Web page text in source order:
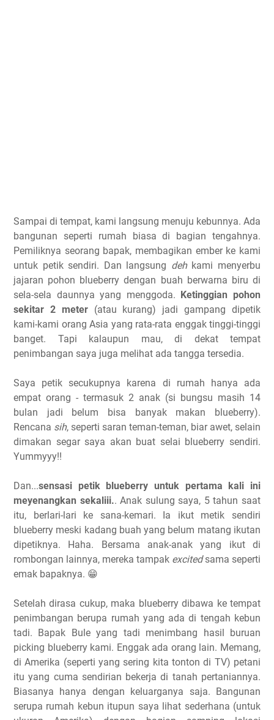
Sampai di tempat, kami langsung menuju kebunnya. Ada
bangunan seperti rumah biasa di bagian tengahnya.
Pemiliknya seorang bapak, membagikan ember ke kami
untuk petik sendiri. Dan langsung deh kami menyerbu
jajaran pohon blueberry dengan buah berwarna biru di
sela-sela daunnya yang menggoda.
Ketinggian pohon
sekitar 2 meter (atau kurang) jadi gampang dipetik
kami-kami orang Asia yang rata-rata enggak tinggi-tinggi
banget. Tapi kalaupun mau, di dekat tempat
penimbangan saya juga melihat ada tangga tersedia.
Saya petik secukupnya karena di rumah hanya ada
empat orang - termasuk 2 anak (si bungsu masih 14
bulan jadi belum bisa banyak makan blueberry).
Rencana sih, seperti saran teman-teman, biar awet, selain
dimakan segar saya akan buat selai blueberry sendiri.
Yummyyy!!
Dan...sensasi petik blueberry untuk pertama kali ini
meyenangkan sekaliii.. Anak sulung saya, 5 tahun saat
itu, berlari-lari ke sana-kemari. Ia ikut metik sendiri
blueberry meski kadang buah yang belum matang ikutan
dipetiknya. Haha. Bersama anak-anak yang ikut di
rombongan lainnya, mereka tampak excitedsama seperti
emak bapaknya. 😁
Setelah dirasa cukup, maka blueberry dibawa ke tempat
penimbangan berupa rumah yang ada di tengah kebun
tadi. Bapak Bule yang tadi menimbang hasil buruan
picking blueberry kami. Enggak ada orang lain. Memang,
di Amerika (seperti yang sering kita tonton di TV) petani
itu yang cuma sendirian bekerja di tanah pertaniannya.
Biasanya hanya dengan keluarganya saja. Bangunan
serupa rumah kebun itupun saya lihat sederhana (untuk